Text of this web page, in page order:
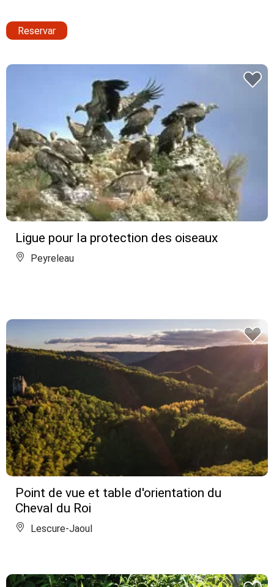
Reservar
Ligue pour la protection des oiseaux
Peyreleau
Point de vue et table d'orientation du
Cheval du Roi
Lescure-Jaoul